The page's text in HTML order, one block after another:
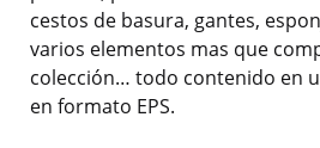
cestos de basura, gantes,
varios elementos mas que
colección… todo contenido en
en formato EPS.